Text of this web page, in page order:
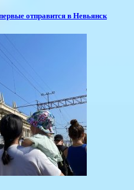
отправится в Невьянск